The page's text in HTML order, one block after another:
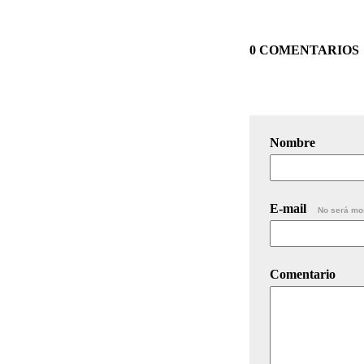
0 COMENTARIOS
Nombre
E-mail No será
Comentario